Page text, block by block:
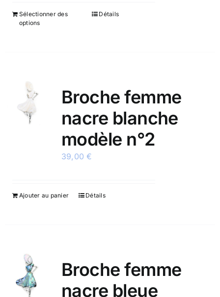
Sélectionner des
options
Détails
Broche femme
nacre blanche
modèle n°2
39,00€
Ajouter au panier Détails
Broche femme
nacre bleue